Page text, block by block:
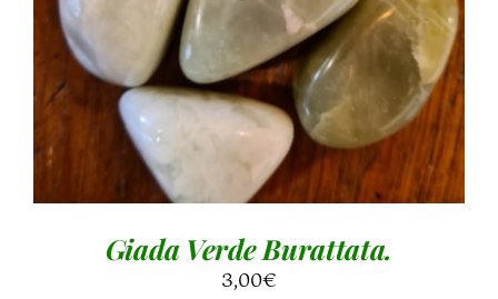
Giada Verde Burattata.
3,00€